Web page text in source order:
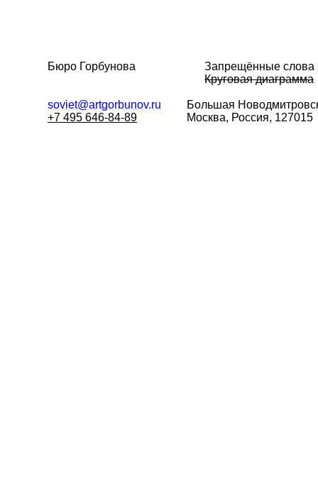
Бюро Горбунова
Запрещённые слова
Круговая диаграмма
soviet@artgorbunov.ru
+7 495 646-84-89
Большая
Москва, Россия, 127015